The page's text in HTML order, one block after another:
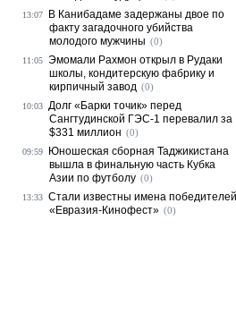
13:07
В Канибадаме задержаны двое по
факту загадочного убийства
молодого мужчины (0)
11:05 Эмомали Рахмон открыл в Рудаки
школы, кондитерскую фабрику и
кирпичный завод (0)
10:03 Долг «Барки точик» перед
Сангтудинской ГЭС-1 перевалил за
$331 миллион (0)
09:59
Юношеская сборная Таджикистана
вышла в финальную часть Кубка
Азии по футболу (0)
13:33 Стали известны имена победителей
«Евразия-Кинофест» (0)